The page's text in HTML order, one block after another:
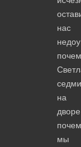
нас
на
мы